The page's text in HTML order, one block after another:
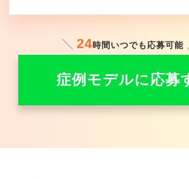
24時間いつでも応募可能
症例モデルに応募